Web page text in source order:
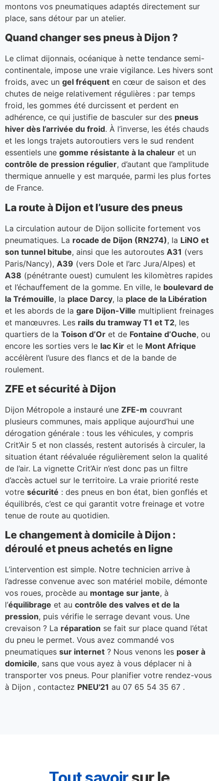
montons vos pneumatiques adaptés directement sur
place, sans détour par un atelier.
Quand changer ses pneus à Dijon ?
Le climat dijonnais, océanique à nette tendance semi-
continentale, impose une vraie vigilance. Les hivers sont
froids, avec un gel fréquent en cœur de saison et des
chutes de neige relativement régulières : par temps
froid, les gommes été durcissent et perdent en
adhérence, ce qui justifie de basculer sur des pneus
hiver dès l’arrivée du froid. À l’inverse, les étés chauds
et les longs trajets autoroutiers vers le sud rendent
essentiels une gomme résistante à la chaleur et un
contrôle de pression régulier, d’autant que l’amplitude
thermique annuelle y est marquée, parmi les plus fortes
de France.
La route à Dijon et l’usure des pneus
La circulation autour de Dijon sollicite fortement vos
pneumatiques. La rocade de Dijon (RN274), la LiNO et
son tunnel bitube, ainsi que les autoroutes A31 (vers
Paris/Nancy), A39 (vers Dole et l’arc Jura/Alpes) et
A38 (pénétrante ouest) cumulent les kilomètres rapides
et l’échauffement de la gomme. En ville, le boulevard de
la Trémouille, la place Darcy, la place de la Libération
et les abords de la gare Dijon-Ville multiplient freinages
et manœuvres. Les rails du tramway T1 et T2, les
quartiers de la Toison d’Or et de Fontaine d’Ouche, ou
encore les sorties vers le lac Kir et le Mont Afrique
accélèrent l’usure des flancs et de la bande de
roulement.
ZFE et sécurité à Dijon
Dijon Métropole a instauré une ZFE-m couvrant
plusieurs communes, mais applique aujourd’hui une
dérogation générale : tous les véhicules, y compris
Crit’Air 5 et non classés, restent autorisés à circuler, la
situation étant réévaluée régulièrement selon la qualité
de l’air. La vignette Crit’Air n’est donc pas un filtre
d’accès actuel sur le territoire. La vraie priorité reste
votre sécurité : des pneus en bon état, bien gonflés et
équilibrés, c’est ce qui garantit votre freinage et votre
tenue de route au quotidien.
Le changement à domicile à Dijon :
déroulé et pneus achetés en ligne
L’intervention est simple. Notre technicien arrive à
l’adresse convenue avec son matériel mobile, démonte
vos roues, procède au montage sur jante, à
l’équilibrage et au contrôle des valves et de la
pression, puis vérifie le serrage devant vous. Une
crevaison ? La réparation se fait sur place quand l’état
du pneu le permet. Vous avez commandé vos
pneumatiques sur internet ? Nous venons les poser à
domicile, sans que vous ayez à vous déplacer ni à
transporter vos pneus. Pour planifier votre rendez-vous
à Dijon , contactez PNEU'21 au 07 65 54 35 67 .